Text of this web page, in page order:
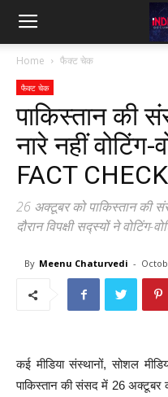
IndiaCheck
Home फैक्ट चेक
फैक्ट चेक
पाकिस्तान की
नारे नहीं
FACT CHECK
26 अक्टूबर को पाकिस्तान की
दौरान विपक्षी सद्स्यों ने वोटिंग-
By Meenu Chaturvedi -
कई मीडिया संस्थानों, सोशल
पाकिस्तान की संसद में 26 अक्टूबर